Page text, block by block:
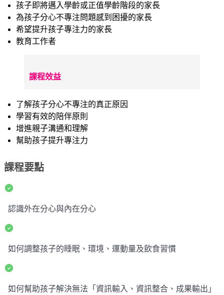
孩子即將邁入學齡或正值學齡階段的家長
為孩子分心不專注問題感到困擾的家長
希望提升孩子專注力的家長
教育工作者
課程效益
了解孩子分心不專注的真正原因
學習有效的陪伴原則
增進親子溝通和理解
幫助孩子提升專注力
課程要點
認識外在分心與內在分心
如何調整孩子的睡眠、環境、運動量及飲食習慣
如何幫助孩子解決無法「資訊輸入、資訊整合、成果輸出」